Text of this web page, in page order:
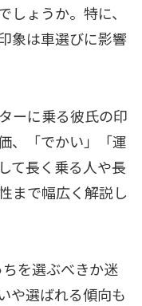
しょうか。特に、
象は車選びに影響
ーに乗る彼氏の印
、「でかい」「運
て長く乗る人や長
まで幅広く解説し
を選ぶべきか迷
や選ばれる傾向も